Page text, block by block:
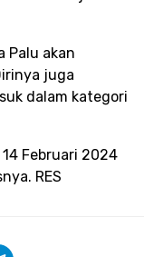
Palu akan
juga
dalam kategori
Februari 2024
RES